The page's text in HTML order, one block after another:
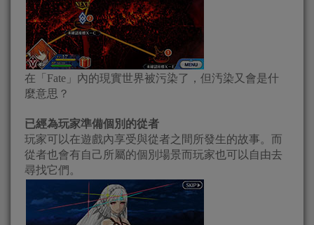
在「Fate」內的現實世界被污染了，但汚染又會是什
麼意思？
已經為玩家準備個別的從者
玩家可以在遊戲內享受與從者之間所發生的故事。而
從者也會有自己所屬的個別場景而玩家也可以自由去
尋找它們。